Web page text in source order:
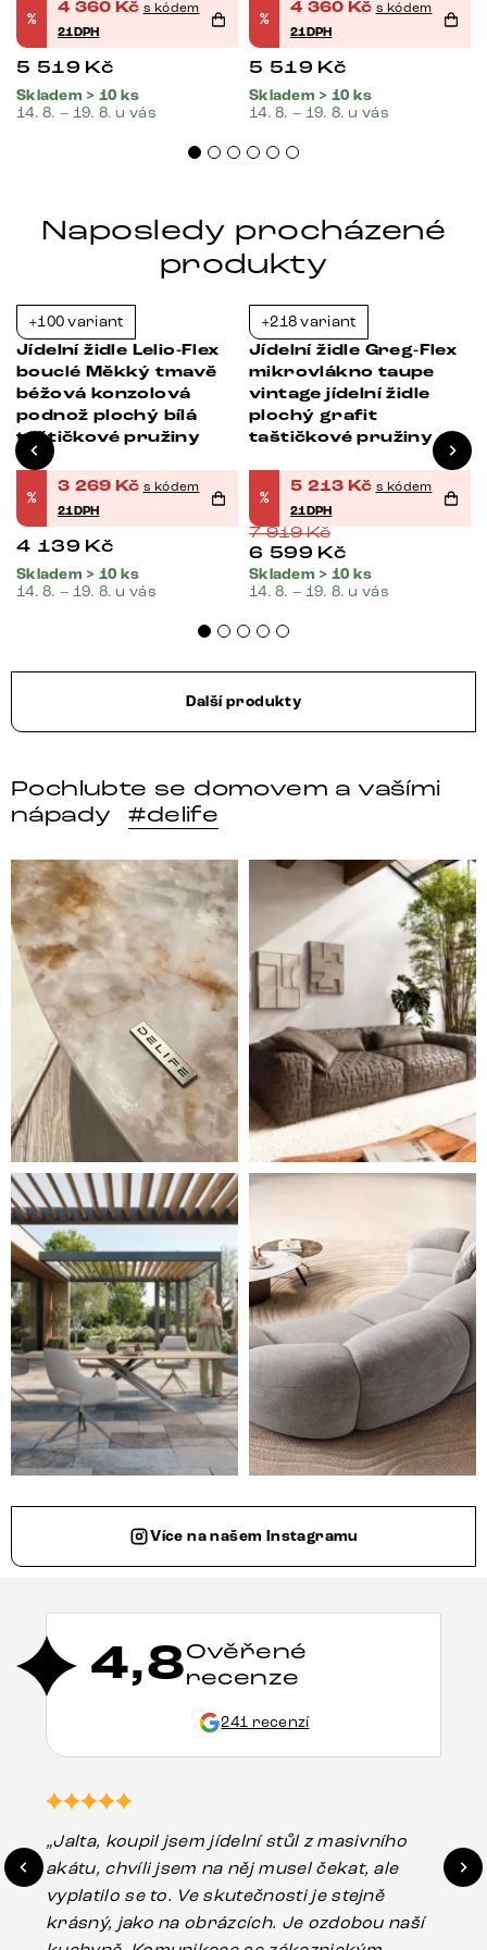
%
4 360 Kč s kódem
21DPH
5 519 Kč
Skladem > 10 ks
14. 8. – 19. 8. u vás
%
4 360 Kč s kódem
21DPH
5 519 Kč
Skladem > 10 ks
14. 8. – 19. 8. u vás
Naposledy procházené
produkty
+100 variant
Jídelní židle Lelio-Flex
bouclé Měkký tmavě
béžová konzolová
podnož plochý bílá
taštičkové pružiny
%
3 269 Kč s kódem
21DPH
4 139 Kč
Skladem > 10 ks
14. 8. – 19. 8. u vás
+218 variant
Jídelní židle Greg-Flex
mikrovlákno taupe
vintage jídelní židle
plochý grafit
taštičkové pružiny
%
5 213 Kč s kódem
21DPH
7 919Kč
6 599 Kč
Skladem > 10 ks
14. 8. – 19. 8. u vás
Další produkty
Pochlubte se domovem a vašími
nápady
#delife
DELIFE – Nábytek, který promění dům v domov. Domo
Místo, kam se budeš těšit
Styl, odolnost a společné chvíle pod širým nebem.
Ne každá pohovka je jen
Více na našem Instagramu
4,8Ověřené
recenze
241 recenzí
„Jalta, koupil jsem jídelní stůl z masivního
akátu, chvíli jsem na něj musel čekat, ale
vyplatilo se to. Ve skutečnosti je stejně
krásný, jako na obrázcích. Je ozdobou naší